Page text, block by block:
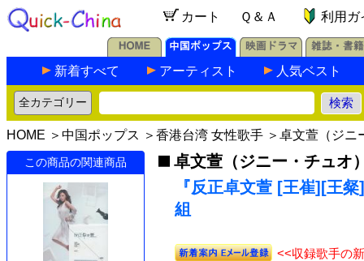
カート Ｑ＆Ａ 利用ガ
新着すべて アーティスト 人気ベスト
HOME ＞ 中国ポップス ＞ 香港台湾 女性歌手 ＞ 卓文萱（ジニ
この商品の関連商品
卓文萱（ジニー・チュオ
『反正卓文萱 [王崔][王
組
<<収録歌手の